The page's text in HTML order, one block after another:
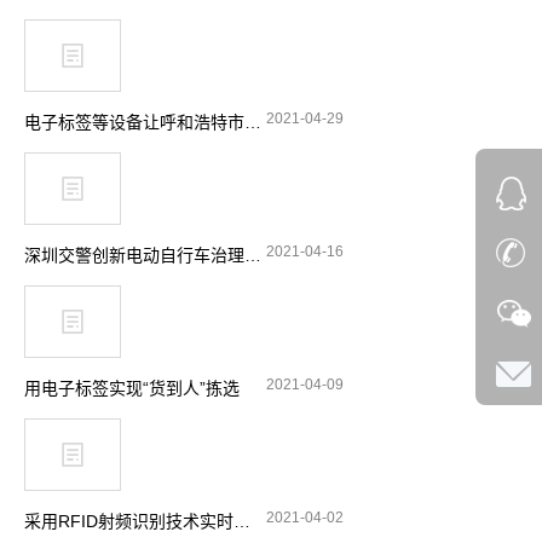
2021-04-29
2021-04-16
用电子标签实现“货到人”拣选 2021-04-09
2021-04-02